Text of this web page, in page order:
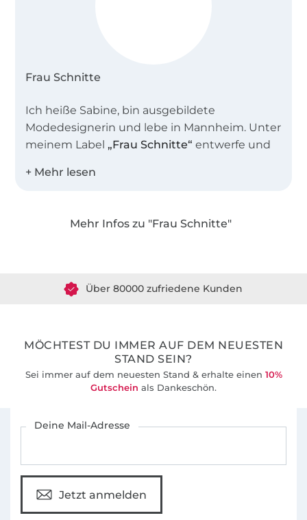
Frau Schnitte
Ich heiße Sabine, bin ausgebildete
Modedesignerin und lebe in Mannheim. Unter
meinem Label „Frau Schnitte“ entwerfe und
Nähanleitungen für Taschen und Kleidung.
2019 als Buchautorin tätig.
dürfen ist eine echte Bereicherung in
meinem Leben und ich freue mich, mit
Mehr Infos zu "Frau Schnitte"
MÖCHTEST DU IMMER AUF DEM NEUESTEN
STAND SEIN?
Sei immer auf dem neuesten Stand & erhalte einen 10%
Gutschein als Dankeschön.
Deine Mail-Adresse
Jetzt anmelden